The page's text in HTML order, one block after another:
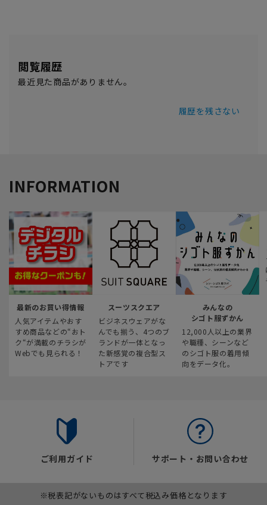
閲覧履歴
最近見た商品がありません。
履歴を残さない
INFORMATION
最新のお買い得情報
人気アイテムやおす
すめ商品などの“おト
ク“が満載のチラシが
Webでも見られる！
スーツスクエア
ビジネスウェアがな
んでも揃う、4つのブ
ランドが一体となっ
た新感覚の複合型ス
トアです
みんなの
シゴト服ずかん
12,000人以上の業界
や職種、シーンなど
のシゴト服の着用傾
向をデータ化。
ご利用ガイド サポート・お問い合わせ
※税表記がないものはすべて税込み価格となります